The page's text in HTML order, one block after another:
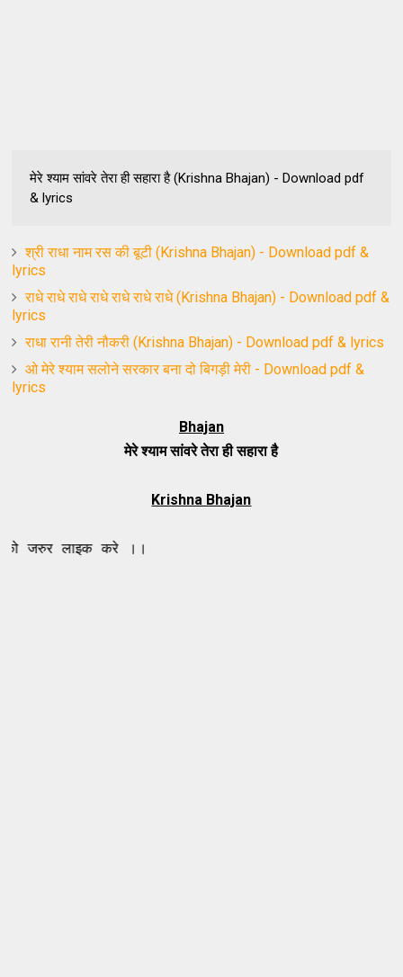
मेरे श्याम सांवरे तेरा ही सहारा है (Krishna Bhajan) - Download pdf
& lyrics
श्री राधा नाम रस की बूटी (Krishna Bhajan) - Download pdf &
lyrics
राधे राधे राधे राधे राधे राधे राधे (Krishna Bhajan) - Download pdf &
lyrics
राधा रानी तेरी नौकरी (Krishna Bhajan) - Download pdf & lyrics
ओ मेरे श्याम सलोने सरकार बना दो बिगड़ी मेरी - Download pdf &
lyrics
Bhajan
मेरे श्याम सांवरे तेरा ही सहारा है
Krishna Bhajan
करे ।।